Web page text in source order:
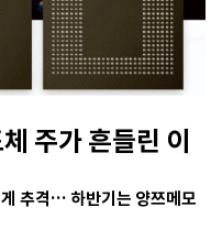
주가 흔들린 이
열’ 공포
추격… 하반기는 양쯔메모